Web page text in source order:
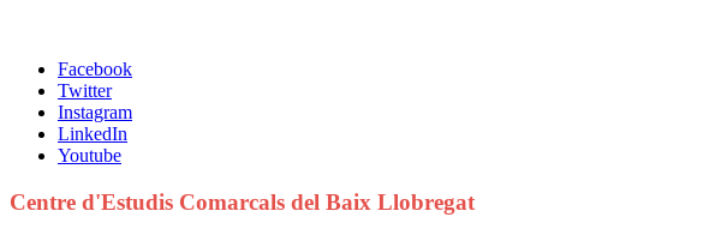
Facebook
Twitter
Instagram
LinkedIn
Youtube
Centre d'Estudis Comarcals del Baix Llobregat